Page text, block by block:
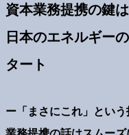
資本業務提携の鍵
日本のエネルギー
タート
ー「まさにこれ」とい